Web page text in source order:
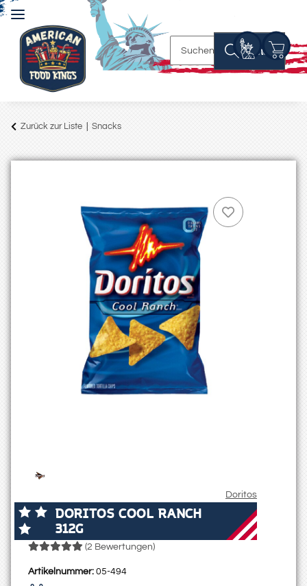
Suchen
Zurück zur Liste Snacks
Doritos
DORITOS COOL RANCH
312G
(2 Bewertungen)
Artikelnummer: 05-494